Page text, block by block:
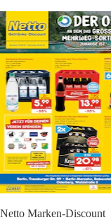
Netto Marken-Discount